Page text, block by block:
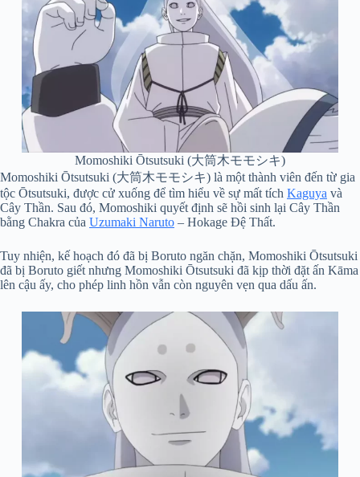
Momoshiki Ōtsutsuki (大筒木モモシキ)
Momoshiki Ōtsutsuki (大筒木モモシキ) là một thành viên đến từ gia
tộc Ōtsutsuki, được cử xuống để tìm hiểu về sự mất tích Kaguya và
Cây Thần. Sau đó, Momoshiki quyết định sẽ hồi sinh lại Cây Thần
bằng Chakra của Uzumaki Naruto – Hokage Đệ Thất.
Tuy nhiện, kế hoạch đó đã bị Boruto ngăn chặn, Momoshiki Ōtsutsuki
đã bị Boruto giết nhưng Momoshiki Ōtsutsuki đã kịp thời đặt ấn Kāma
lên cậu ấy, cho phép linh hồn vẫn còn nguyên vẹn qua dấu ấn.